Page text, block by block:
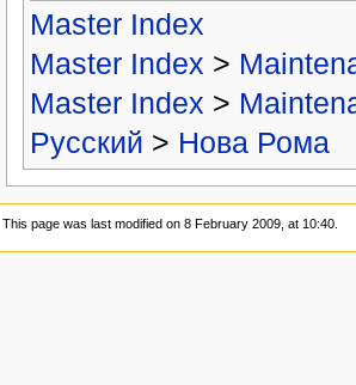
Master Index
Master Index >
Master Index >
Русский > Нова Рома
This page was last modified on 8 February 2009, at 10:40.